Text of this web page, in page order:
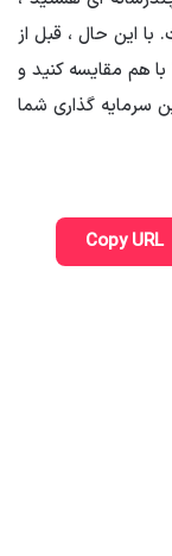
این حال ، قبل از
هم مقایسه کنید و
سرمایه گذاری شما
Copy URL